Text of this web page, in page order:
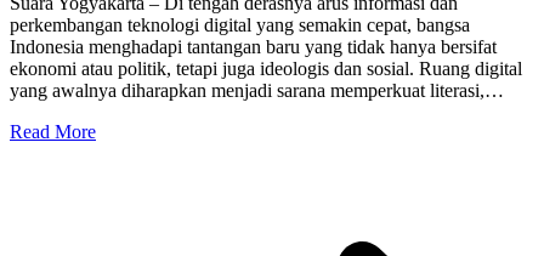
perkembangan teknologi digital yang semakin cepat, bangsa
Indonesia menghadapi tantangan baru yang tidak hanya bersifat
ekonomi atau politik, tetapi juga ideologis dan sosial. Ruang digital
yang awalnya diharapkan menjadi sarana memperkuat literasi,…
Read More